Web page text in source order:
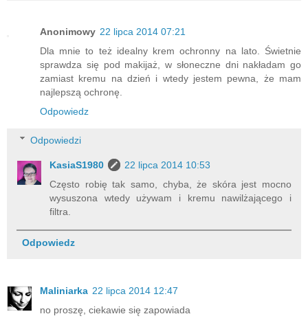
Anonimowy 22 lipca 2014 07:21
Dla mnie to też idealny krem ochronny na lato. Świetnie
sprawdza się pod makijaż, w słoneczne dni nakładam go
zamiast kremu na dzień i wtedy jestem pewna, że mam
najlepszą ochronę.
Odpowiedz
Odpowiedzi
KasiaS1980
22 lipca 2014 10:53
Często robię tak samo, chyba, że skóra jest mocno
wysuszona wtedy używam i kremu nawilżającego i
filtra.
Odpowiedz
Maliniarka 22 lipca 2014 12:47
no proszę, ciekawie się zapowiada